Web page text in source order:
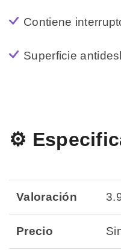
Contiene
Superficie
⚙️
Valoración
Precio